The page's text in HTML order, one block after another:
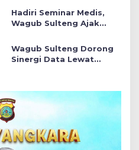
Berbenah dan
Bertransformasi
Hadiri Seminar Medis,
Wagub Sulteng Ajak
Kompetensi demi
Pelayanan Maksimal
Wagub Sulteng Dorong
Sinergi Data Lewat